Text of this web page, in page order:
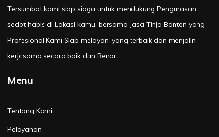
Tersumbat kami siap siaga untuk mendukung Pengurasan
sedot habis di Lokasi kamu, bersama Jasa Tinja Banten yang
Profesional Kami SIap melayani yang terbaik dan menjalin
kerjasama secara baik dan Benar.
Menu
Tentang Kami
Pelayanan